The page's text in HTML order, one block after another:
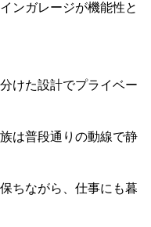
ンガレージが機能性と
けた設計でプライベー
は普段通りの動線で静
ちながら、仕事にも暮